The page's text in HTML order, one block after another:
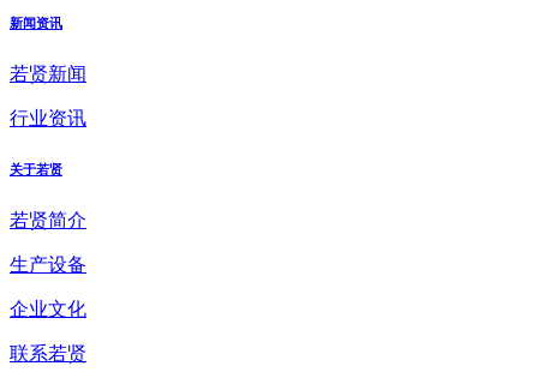
新闻资讯
若贤新闻
行业资讯
关于若贤
若贤简介
生产设备
企业文化
联系若贤